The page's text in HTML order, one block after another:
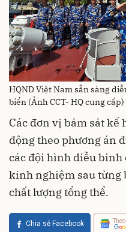
HQND Việt Nam sẵn sàng
biển (Ảnh CCT- HQ cung cấp)
Các đơn vị bám sát kế
động theo phương án
các đội hình diễu binh
kinh nghiệm sau từng
chất lượng tổng thể.
Chia sẻ Facebook